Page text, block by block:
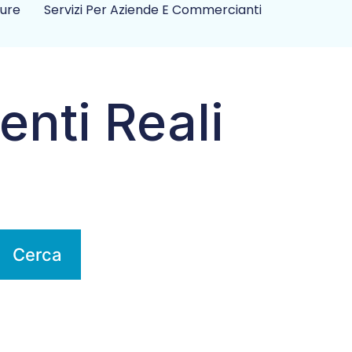
Servizi Per Aziende E Commercianti
Reali
Cerca